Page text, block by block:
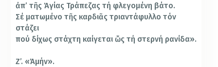
ἀπ’ τῆς Ἁγίας Τράπεζας τή φλεγομένη βάτο.
Σέ ματωμένο τῆς καρδιᾶς τριαντάφυλλο τόν
στάζει
πού δίχως στάχτη καίγεται ὥς τή στερνή ρανίδα».
Ζ’. «Ἀμήν».